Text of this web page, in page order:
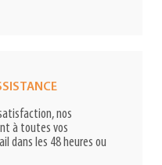
nos
à toutes vos
dans les 48 heures ou